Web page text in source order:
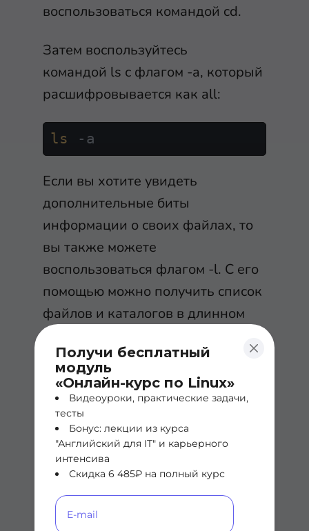
Получи бесплатный
модуль
«Онлайн-курс по Linux»
Видеоуроки, практические задачи,
тесты
Бонус: лекции из курса
"Английский для IT" и карьерного
интенсива
Скидка 6 485₽ на полный курс
воспользоваться командой cd.
Затем воспользуйтесь
командой ls с флагом -a, который
расшифровывается как all:
ls -a
Если вы хотите увидеть
дополнительные биты
информации о своих файлах, то
вы также можете
воспользоваться флагом -l. С его
помощью можно получить список
файлов и каталогов в длинном
формате, а также сведения о
дате и времени их создания, их
размере и т.д.
ls -la
В результате вы увидите все
тоже, - которые находятся в